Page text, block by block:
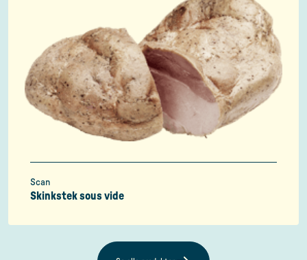
Scan
Skinkstek sous vide